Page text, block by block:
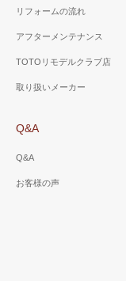
リフォームの流れ
アフターメンテナンス
TOTOリモデルクラブ店
取り扱いメーカー
Q&A
Q&A
お客様の声